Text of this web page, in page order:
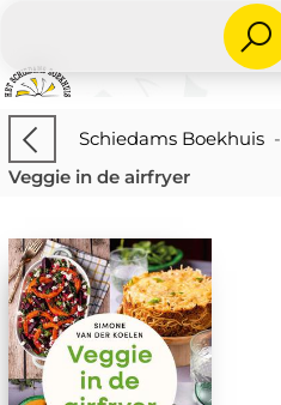
Schiedams Boekhuis-
Veggie in de airfryer